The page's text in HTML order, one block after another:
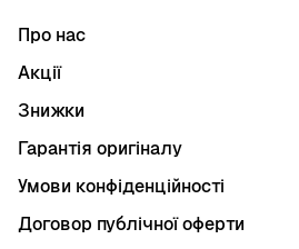
Про нас
Акції
Знижки
Гарантія оригіналу
Умови конфіденційності
Договор публічної оферти